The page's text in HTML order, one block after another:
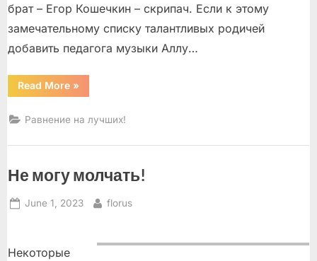
брат – Егор Кошечкин – скрипач. Если к этому
замечательному списку талантливых родичей
добавить педагога музыки Аллу…
Read More“Яблоко
от
»
Равнение на лучших!
Не могу молчать!
Posted
June 1, 2023 By
florus
Некоторые